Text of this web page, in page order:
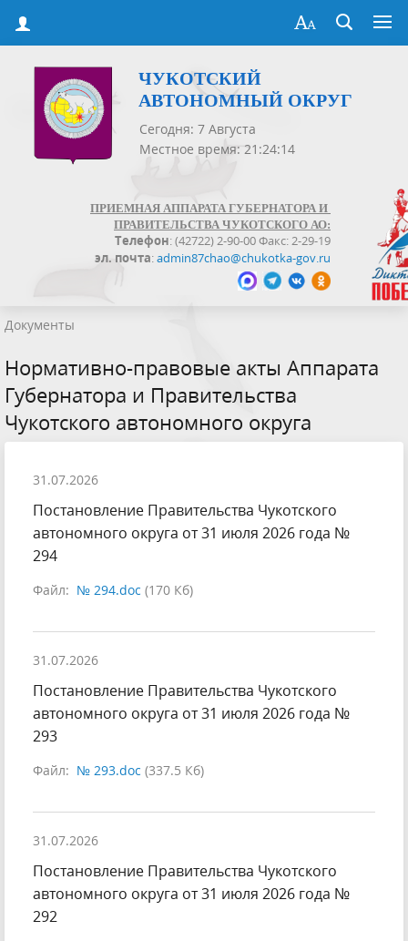
ЧУКОТСКИЙ
АВТОНОМНЫЙ ОКРУГ
Сегодня: 7 Августа
Местное время: 21:24:14
ПРИЕМНАЯ АППАРАТА ГУБЕРНАТОРА И
ПРАВИТЕЛЬСТВА ЧУКОТСКОГО АО:
Телефон: (42722) 2-90-00 Факс: 2-29-19
эл. почта:admin87chao@chukotka-gov.ru
Документы
Нормативно-правовые акты Аппарата
Губернатора и Правительства
Чукотского автономного округа
31.07.2026
Постановление Правительства Чукотского
автономного округа от 31 июля 2026 года №
294
Файл: № 294.doc (170 Кб)
31.07.2026
Постановление Правительства Чукотского
автономного округа от 31 июля 2026 года №
293
Файл: № 293.doc (337.5 Кб)
31.07.2026
Постановление Правительства Чукотского
автономного округа от 31 июля 2026 года №
292